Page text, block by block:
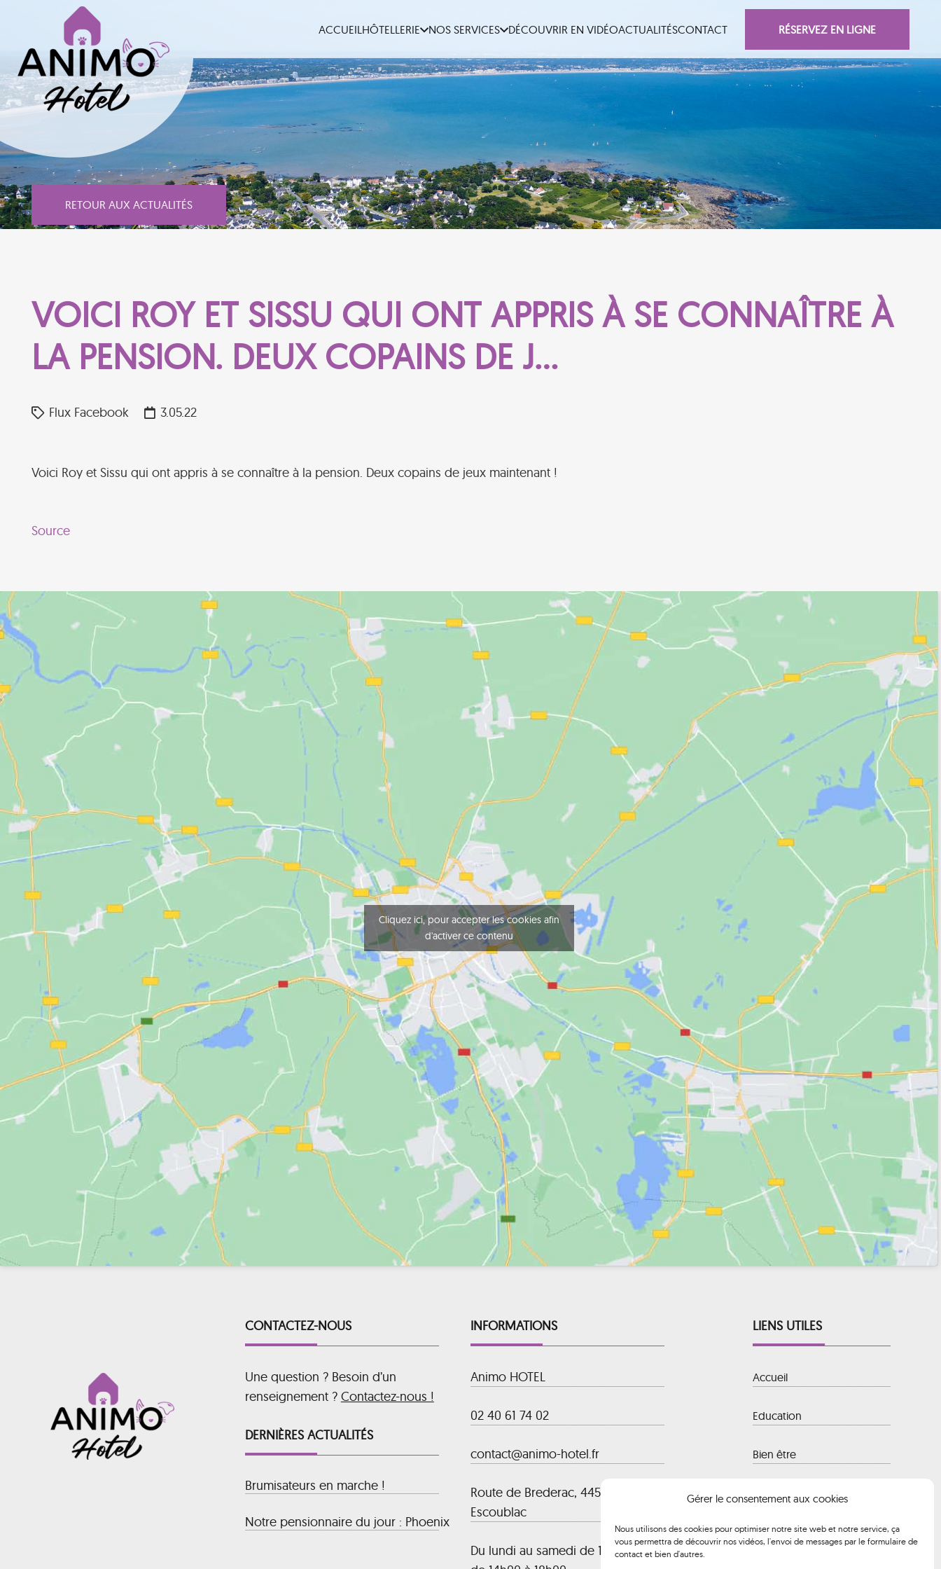
Gérer le consentement aux cookies
Nous utilisons des cookies pour optimiser notre site web et notre service, ça
vous permettra de découvrir nos vidéos, l'envoi de messages par le formulaire de
contact et bien d'autres.
ACCUEILHÔTELLERIE NOS SERVICES DÉCOUVRIR EN VIDÉOACTUALITÉSCONTACT RÉSERVEZ EN LIGNE
RETOUR AUX ACTUALITÉS
VOICI ROY ET SISSU QUI ONT APPRIS À SE CONNAÎTRE À
LA PENSION. DEUX COPAINS DE J…
Flux Facebook 3.05.22
Voici Roy et Sissu qui ont appris à se connaître à la pension. Deux copains de jeux maintenant !
Source
Cliquez ici, pour accepter les cookies afin
d'activer ce contenu
CONTACTEZ-NOUS
Une question ? Besoin d’un
renseignement ? Contactez-nous !
DERNIÈRES ACTUALITÉS
Brumisateurs en marche !
Notre pensionnaire du jour : Phoenix
INFORMATIONS
Animo HOTEL
02 40 61 74 02
contact@animo-hotel.fr
Route de Brederac, 44500 La Baule-
Escoublac
Du lundi au samedi de 10h00 à 12h00 et
LIENS UTILES
Accueil
Education
Bien être
Hôtellerie
Transport